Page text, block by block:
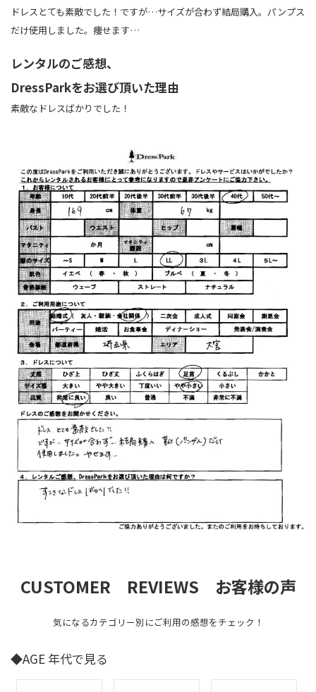
ドレスとても素敵でした！ですが…サイズが合わず結局購入。パンプス
だけ使用しました。痩せます…
レンタルのご感想、
DressParkをお選び頂いた理由
素敵なドレスばかりでした！
CUSTOMER REVIEWS お客様の声
気になるカテゴリー別にご利用の感想をチェック！
◆AGE 年代で見る